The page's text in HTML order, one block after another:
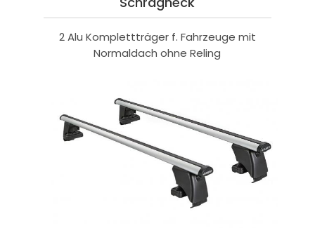
2 Alu Komplettträger f. Fahrzeuge mit
Normaldach ohne Reling